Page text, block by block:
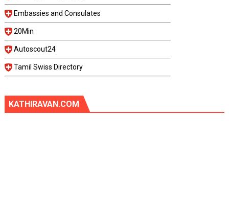
Embassies and Consulates
20Min
Autoscout24
Tamil Swiss Directory
KATHIRAVAN.COM